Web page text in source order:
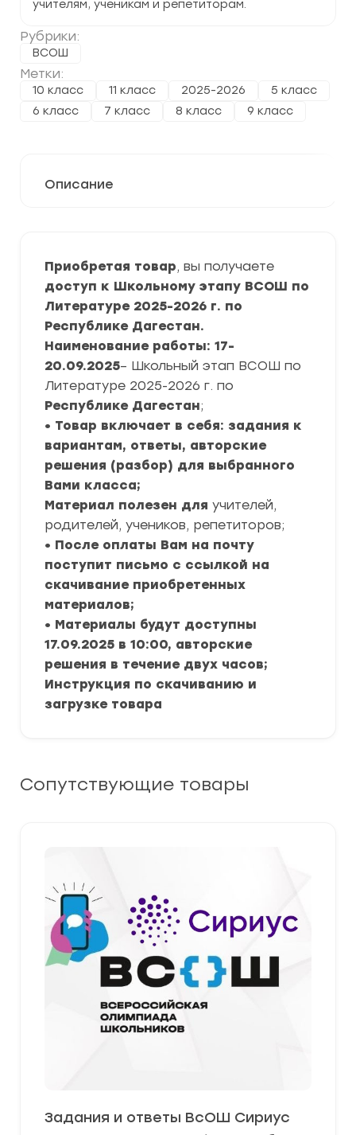
учителям, ученикам и репетиторам.
Рубрики:
ВСОШ
Метки:
10 класс 11 класс 2025-2026
5 класс
6 класс
7 класс 8 класс 9 класс
ответы
Описание
Приобретая товар, вы получаете
доступ к Школьному этапу ВСОШ по
Литературе 2025-2026 г. по
Республике Дагестан.
Наименование работы: 17-
20.09.2025– Школьный этап ВСОШ по
Литературе 2025-2026 г. по
Республике Дагестан;
• Товар включает в себя: задания к
вариантам, ответы, авторские
решения (разбор) для выбранного
Вами класса;
Материал полезен для учителей,
родителей, учеников, репетиторов;
• После оплаты Вам на почту
поступит письмо с ссылкой на
скачивание приобретенных
материалов;
• Материалы будут доступны
17.09.2025 в 10:00, авторские
решения в течение двух часов;
Инструкция по скачиванию и
загрузке товара
Сопутствующие товары
Задания и ответы ВсОШ Сириус